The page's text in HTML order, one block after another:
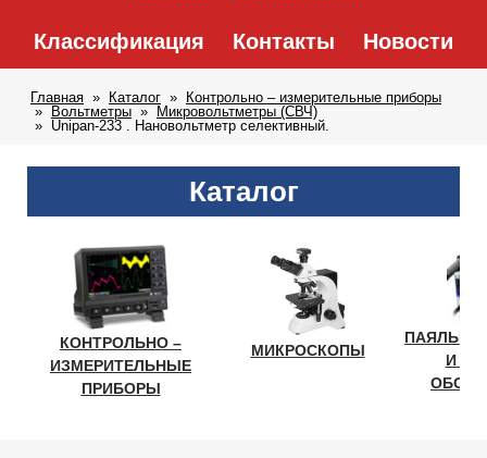
Классификация Контакты Новости
Главная Каталог
Контрольно – измерительные приборы
Вольтметры
Микровольтметры (СВЧ)
Unipan-233 . Нановольтметр селективный.
Каталог
КОНТРОЛЬНО –
ИЗМЕРИТЕЛЬНЫЕ
ПРИБОРЫ
МИКРОСКОПЫ
И